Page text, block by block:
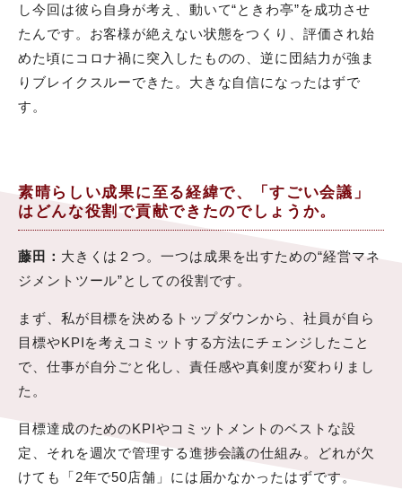
し今回は彼ら自身が考え、動いて“ときわ亭”を成功させ
たんです。お客様が絶えない状態をつくり、評価され始
めた頃にコロナ禍に突入したものの、逆に団結力が強ま
りブレイクスルーできた。大きな自信になったはずで
す。
素晴らしい成果に至る経緯で、「すごい会議」
はどんな役割で貢献できたのでしょうか。
藤田： 大きくは２つ。一つは成果を出すための“経営マネ
ジメントツール”としての役割です。
まず、私が目標を決めるトップダウンから、社員が自ら
目標やKPIを考えコミットする方法にチェンジしたこと
で、仕事が自分ごと化し、責任感や真剣度が変わりまし
た。
目標達成のためのKPIやコミットメントのベストな設
定、それを週次で管理する進捗会議の仕組み。どれが欠
けても「2年で50店舗」には届かなかったはずです。